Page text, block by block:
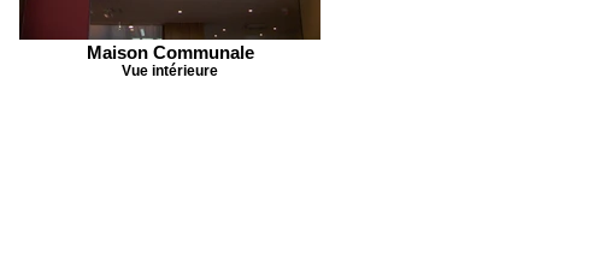
Maison Communale
Vue intérieure